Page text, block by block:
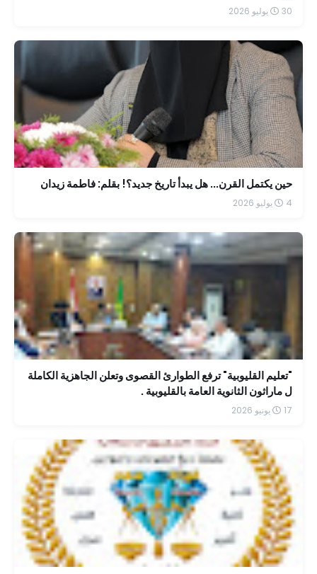
30 يوليو 2026
حين يكتمل القرن... هل يبدأ تاريخ جديد؟! بقلم: فاطمة زيدان
4 يوليو 2026
"تعليم القليوبية" ترفع الطوارئ القصوى وتعلن الجاهزية الكاملة
ل ماراثون الثانوية العامة بالقليوبية .
17 يونيو 2026